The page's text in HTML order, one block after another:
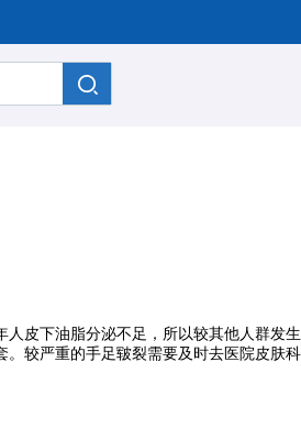
皮下油脂分泌不足，所以较其他人群发生
较严重的手足皲裂需要及时去医院皮肤科